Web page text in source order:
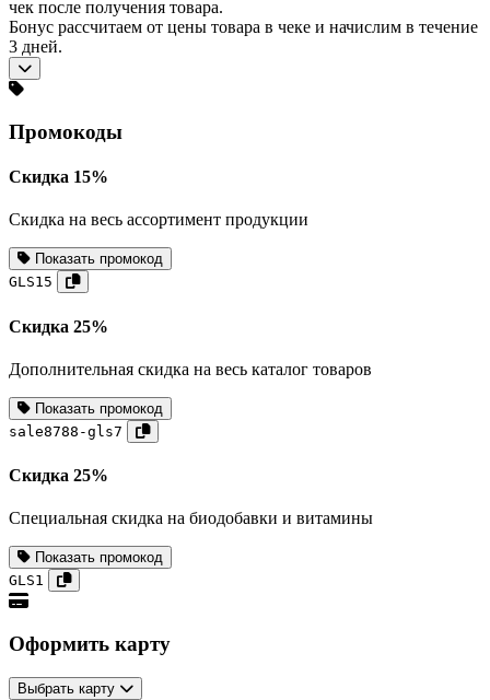
чек после получения товара.
Бонус рассчитаем от цены товара в чеке и начислим в течение
3 дней.
Промокоды
Скидка 15%
Скидка на весь ассортимент продукции
Показать промокод
GLS15
Скидка 25%
Дополнительная скидка на весь каталог товаров
Показать промокод
sale8788-gls7
Скидка 25%
Специальная скидка на биодобавки и витамины
Показать промокод
GLS1
Оформить карту
Выбрать карту